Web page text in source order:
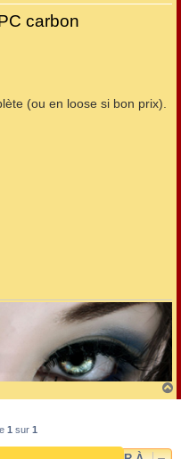
carbon
(ou en loose si bon prix).
a
1 sur 1